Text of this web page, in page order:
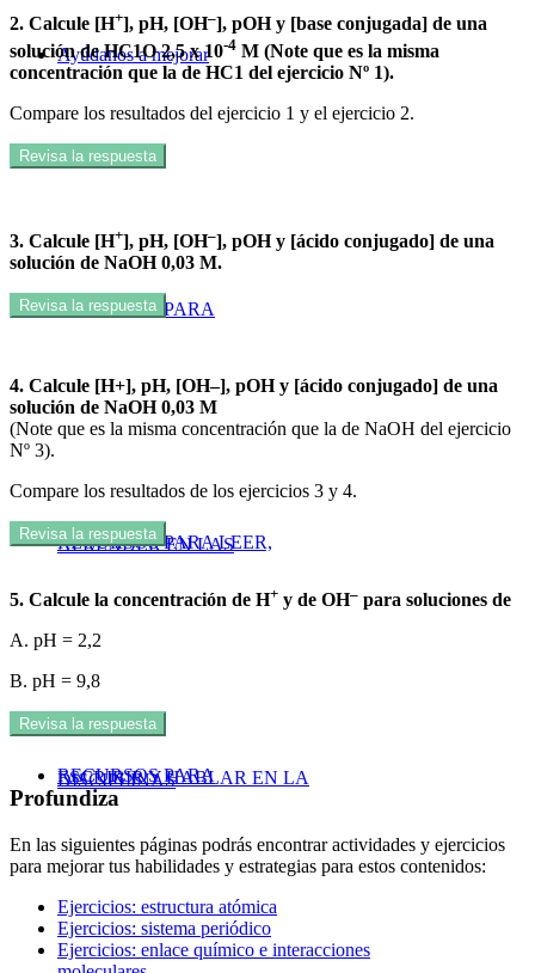
Ayúdanos a mejorar
RECURSOS PARA
APRENDER EN LAS
DISCIPLINAS
RECURSOS PARA LEER,
ESCRIBIR Y HABLAR EN LA
RECURSOS PARA
2. Calcule [H+], pH, [OH–], pOH y [base conjugada] de una
solución de HC1O 2,5 x 10-4 M (Note que es la misma
concentración que la de HC1 del ejercicio Nº 1).
Compare los resultados del ejercicio 1 y el ejercicio 2.
Revisa la respuesta
3. Calcule [H+], pH, [OH–], pOH y [ácido conjugado] de una
solución de NaOH 0,03 M.
Revisa la respuesta
4. Calcule [H+], pH, [OH–], pOH y [ácido conjugado] de una
solución de NaOH 0,03 M
(Note que es la misma concentración que la de NaOH del ejercicio
Nº 3).
Compare los resultados de los ejercicios 3 y 4.
Revisa la respuesta
5. Calcule la concentración de H+ y de OH– para soluciones de
A. pH = 2,2
B. pH = 9,8
Revisa la respuesta
Profundiza
En las siguientes páginas podrás encontrar actividades y ejercicios
para mejorar tus habilidades y estrategias para estos contenidos:
Ejercicios: estructura atómica
Ejercicios: sistema periódico
Ejercicios: enlace químico e interacciones